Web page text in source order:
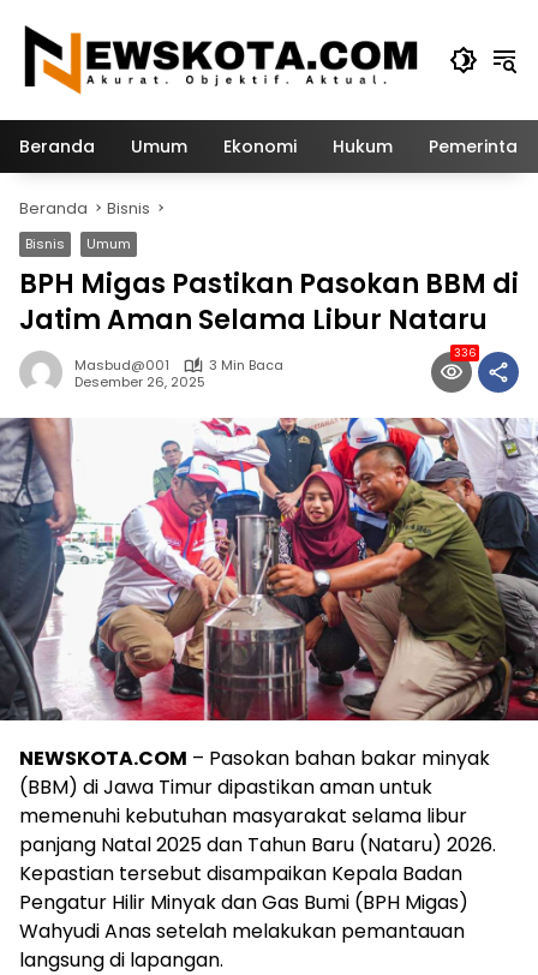
konten
Beranda Umum Ekonomi Hukum
Beranda Bisnis
Bisnis Umum
BPH Migas Pastikan Pasokan BBM di
Jatim Aman Selama Libur Nataru
Masbud@001
3 Min Baca
Desember 26, 2025
336
NEWSKOTA.COM – Pasokan bahan bakar minyak
(BBM) di Jawa Timur dipastikan aman untuk
memenuhi kebutuhan masyarakat selama libur
panjang Natal 2025 dan Tahun Baru (Nataru) 2026.
Kepastian tersebut disampaikan Kepala Badan
Pengatur Hilir Minyak dan Gas Bumi (BPH Migas)
Wahyudi Anas setelah melakukan pemantauan
langsung di lapangan.